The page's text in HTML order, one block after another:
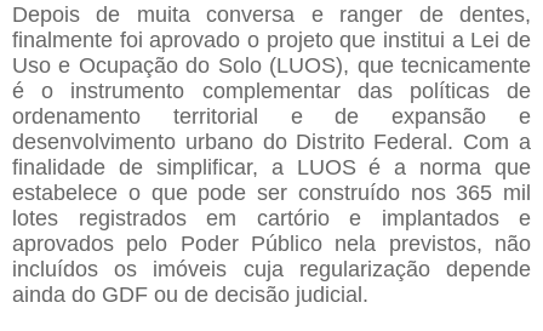
Depois de muita conversa e ranger de dentes,
finalmente foi aprovado o projeto que institui a Lei de
Uso e Ocupação do Solo (LUOS), que tecnicamente
é o instrumento complementar das políticas de
ordenamento territorial e de expansão e
desenvolvimento urbano do Distrito Federal. Com a
finalidade de simplificar, a LUOS é a norma que
estabelece o que pode ser construído nos 365 mil
lotes registrados em cartório e implantados e
aprovados pelo Poder Público nela previstos, não
incluídos os imóveis cuja regularização depende
ainda do GDF ou de decisão judicial.